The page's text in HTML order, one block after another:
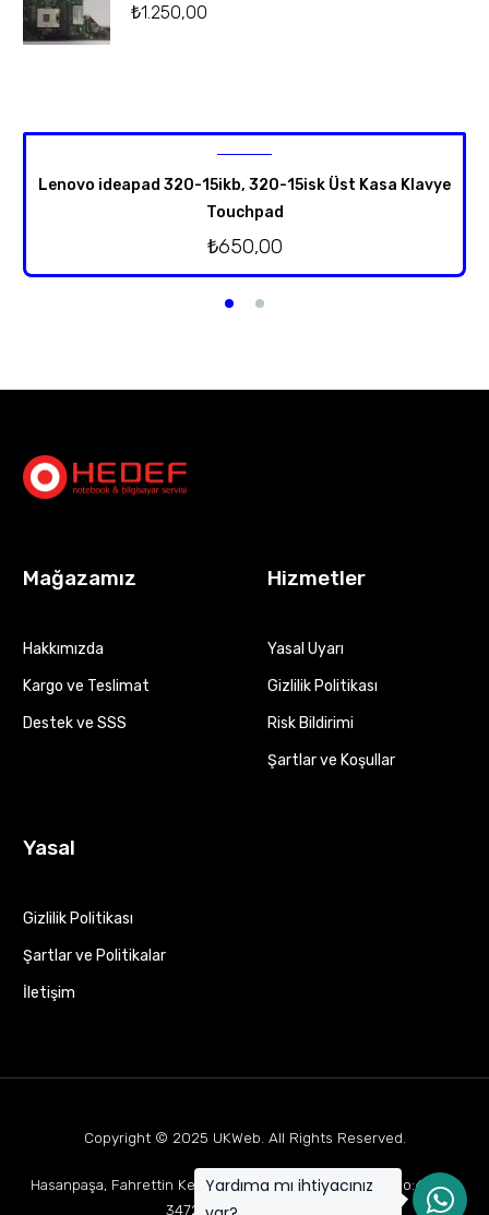
₺1.250,00
Lenovo ideapad 320-15ikb, 320-15isk Üst Kasa Klavye
Touchpad
₺650,00
Mağazamız
Hakkımızda
Kargo ve Teslimat
Destek ve SSS
Hizmetler
Yasal Uyarı
Gizlilik Politikası
Risk Bildirimi
Şartlar ve Koşullar
Yasal
Gizlilik Politikası
Şartlar ve Politikalar
İletişim
Copyright © 2025 UKWeb . All Rights Reserved.
Hasanpaşa, Fahrettin Kerim Gökay Cd Mukaddes Apt No:63 D:1,
34722 Kadıköy/İstanbul
Yardıma mı ihtiyacınız